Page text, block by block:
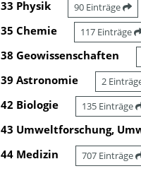
33 Physik 90 Einträge
35 Chemie 117 Einträge
38 Geowissenschaften
39 Astronomie 2
42 Biologie 135 Einträge
43 Umweltforschung,
44 Medizin 707 Einträge